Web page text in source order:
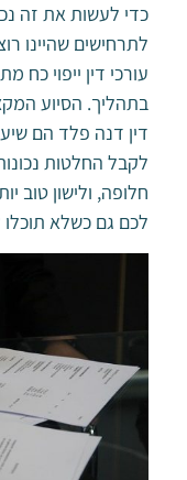
כדי לעשות את זה
לתרחישים שהיינו
עורכי דין ייפוי
בתהליך. הסיוע
דין דנה פלד הם
לקבל החלטות
חלופה, ולישון טוב
לכם גם כשלא